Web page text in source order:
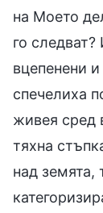
на Моето
го
вцепенени
спечелиха
живея сред
тяхна
над земята,